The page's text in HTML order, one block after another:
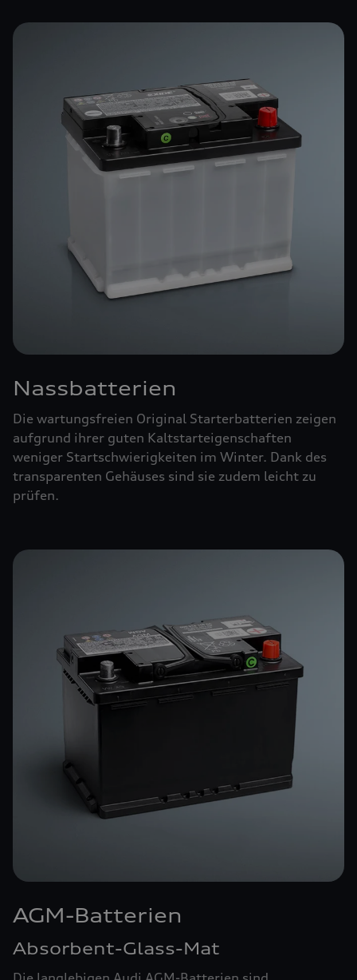
Nassbatterien
Die wartungsfreien Original Starterbatterien zeigen
aufgrund ihrer guten Kaltstarteigenschaften
weniger Startschwierigkeiten im Winter. Dank des
transparenten Gehäuses sind sie zudem leicht zu
prüfen.
AGM-Batterien
Absorbent-Glass-Mat